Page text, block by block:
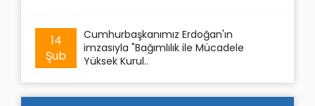
14
Şub
Cumhurbaşkanımız Erdoğan'ın
imzasıyla "Bağımlılık ile Mücadele
Yüksek Kurul..